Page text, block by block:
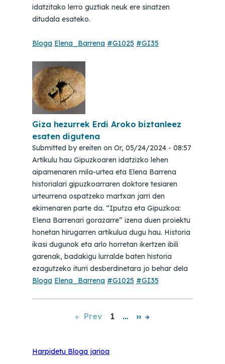
idatzitako lerro guztiak neuk ere sinatzen
ditudala esateko.
Bloga Elena_Barrena #G1025 #GI35
Giza hezurrek Erdi Aroko biztanleez
esaten digutena
Submitted byereiten on Or, 05/24/2024 - 08:57
Artikulu hau Gipuzkoaren idatzizko lehen
aipamenaren mila-urtea eta Elena Barrena
historialari gipuzkoarraren doktore tesiaren
urteurrena ospatzeko martxan jarri den
ekimenaren parte da. “Iputza eta Gipuzkoa:
Elena Barrenari gorazarre” izena duen proiektu
honetan hirugarren artikulua dugu hau. Historia
ikasi dugunok eta arlo horretan ikertzen ibili
garenak, badakigu lurralde baten historia
ezagutzeko iturri desberdinetara jo behar dela
Bloga Elena_Barrena #G1025 #GI35
Prev 1 … ››
Harpidetu Bloga jarioa